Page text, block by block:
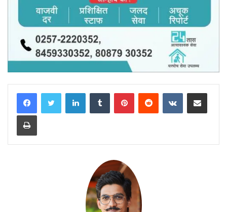
LinkedInTumblr PinterestReddit VKontakteShare via Email
Print